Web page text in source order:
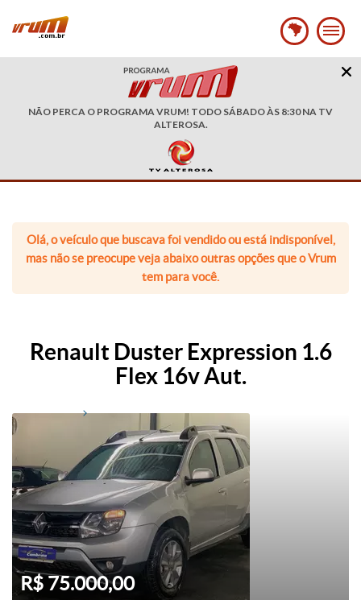
NÃO PERCA O PROGRAMA VRUM! TODO SÁBADO ÀS 8:30 NA TV
ALTEROSA.
Olá, o veículo que buscava foi vendido ou está indisponível,
mas não se preocupe veja abaixo outras opções que o Vrum
tem para você.
Renault Duster Expression 1.6
Flex 16v Aut.
R$ 75.000,00